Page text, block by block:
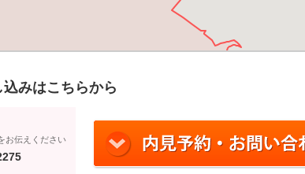
みはこちらから
お伝えください